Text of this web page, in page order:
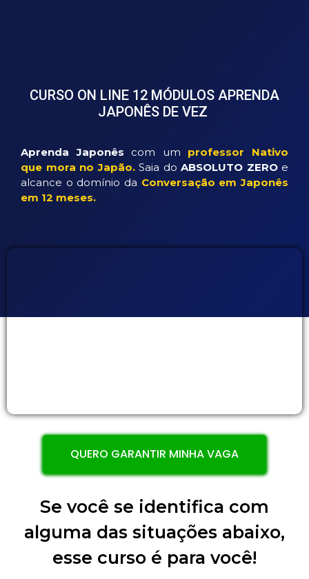
CURSO ON LINE 12 MÓDULOS APRENDA
JAPONÊS DE VEZ
Aprenda Japonês com um professor Nativo
que mora no Japão.Saia do ABSOLUTO ZERO e
alcance o domínio da Conversação em Japonês
em 12 meses.
QUERO GARANTIR MINHA VAGA
Se você se identifica com
alguma das situações abaixo,
esse curso é para você!